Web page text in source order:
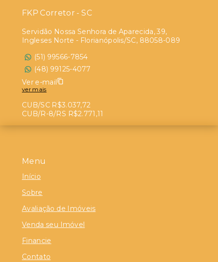
Menu
Início
Sobre
Avaliação de Imóveis
Venda seu Imóvel
Financie
Contato
FKP Corretor - SC
Servidão Nossa Senhora de Aparecida, 39,
Ingleses Norte - Florianópolis/SC, 88058-089
(51) 99566-7854
(48) 99125-4077
Ver e-mail
ver mais
CUB/SC R$3.037,72
CUB/R-8/RS R$2.771,11